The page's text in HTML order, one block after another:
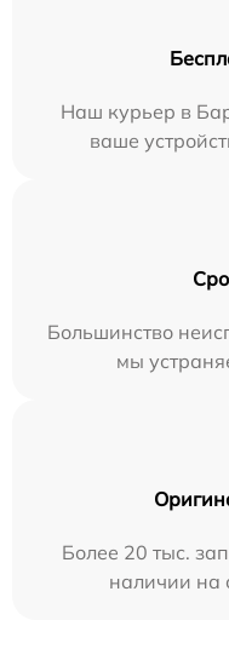
Наш курьер в
ваше
Большинство
мы
Более 20 тыс.
наличии на